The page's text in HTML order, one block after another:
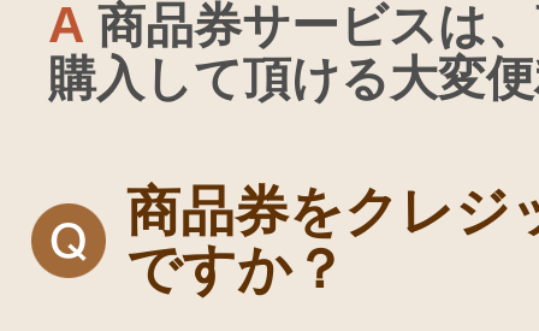
A 商品券サービスは
購入して頂ける大変
商品券をクレジ
ですか？